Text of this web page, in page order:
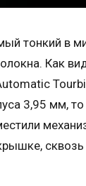
тонкий в
Как
3,95 мм, то